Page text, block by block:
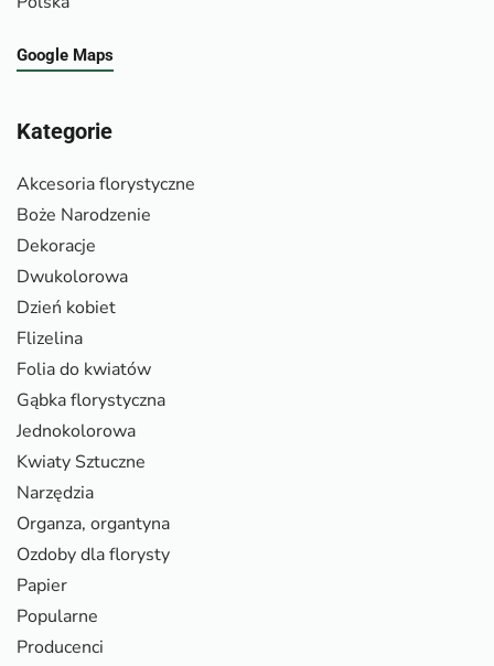
Google Maps
Kategorie
Akcesoria florystyczne
Boże Narodzenie
Dekoracje
Dwukolorowa
Dzień kobiet
Flizelina
Folia do kwiatów
Gąbka florystyczna
Jednokolorowa
Kwiaty Sztuczne
Narzędzia
Organza, organtyna
Ozdoby dla florysty
Papier
Popularne
Producenci